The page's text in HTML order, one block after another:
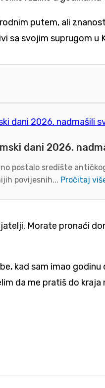
putem, ali
sa svojim suprugom u
dani 2026.
postalo središte
povijesnih... Pročitaj
Morate pronaći
kad sam imao
da me pratiš do